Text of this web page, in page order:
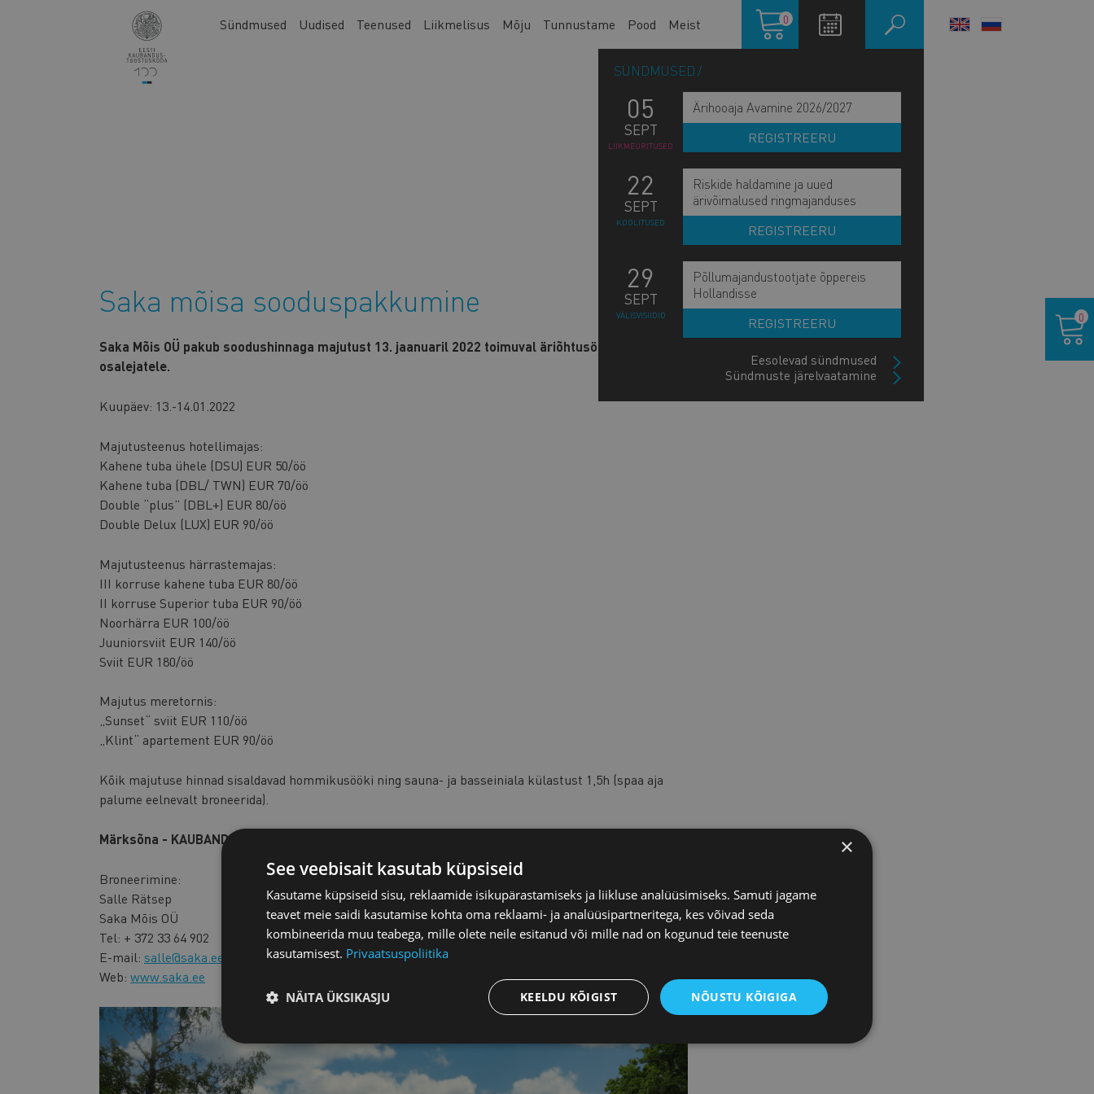
Main
Sündmused Uudised Teenused Liikmelisus Mõju Tunnustame Pood Meist
Ostukorv
0
SÜNDMUSED
05
SEPT
LIIKMEÜRITUSED
Ärihooaja Avamine 2026/2027
REGISTREERU
22
SEPT
KOOLITUSED
Riskide haldamine ja uued
ärivõimalused ringmajanduses
REGISTREERU
29
SEPT
VÄLISVISIIDID
Põllumajandustootjate õppereis
Hollandisse
REGISTREERU
Eesolevad sündmused
Sündmuste järelvaatamine
LANGUAGE
Saka mõisa sooduspakkumine
Saka Mõis OÜ pakub soodushinnaga majutust 13. jaanuaril 2022 toimuval äriõhtusöögil
osalejatele.
Kuupäev: 13.-14.01.2022
Majutusteenus hotellimajas:
Kahene tuba ühele (DSU) EUR 50/öö
Kahene tuba (DBL/ TWN) EUR 70/öö
Double “plus” (DBL+) EUR 80/öö
Double Delux (LUX) EUR 90/öö
Majutusteenus härrastemajas:
III korruse kahene tuba EUR 80/öö
II korruse Superior tuba EUR 90/öö
Noorhärra EUR 100/öö
Juuniorsviit EUR 140/öö
Sviit EUR 180/öö
Majutus meretornis:
„Sunset“ sviit EUR 110/öö
„Klint“ apartement EUR 90/öö
Kõik majutuse hinnad sisaldavad hommikusööki ning sauna- ja basseiniala külastust 1,5h (spaa aja
palume eelnevalt broneerida).
Märksõna - KAUBANDUSKODA
Broneerimine:
Salle Rätsep
Saka Mõis OÜ
Tel: + 372 33 64 902
E-mail: salle@saka.ee
Web: www.saka.ee
0
LIITU UUDISKIRJAGA
×
See veebisait kasutab küpsiseid
Kasutame küpsiseid sisu, reklaamide isikupärastamiseks ja liikluse analüüsimiseks. Samuti jagame
teavet meie saidi kasutamise kohta oma reklaami- ja analüüsipartneritega, kes võivad seda
kombineerida muu teabega, mille olete neile esitanud või mille nad on kogunud teie teenuste
kasutamisest. Privaatsuspoliitika
NÕUSTU KÕIGIGA
KEELDU KÕIGIST
NÄITA ÜKSIKASJU